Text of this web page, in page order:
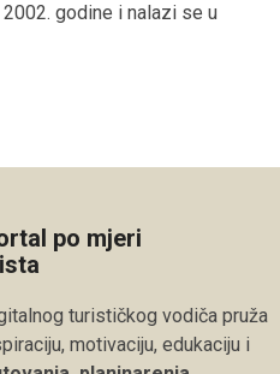
godine i nalazi se u
po mjeri
turističkog vodiča pruža
motivaciju, edukaciju i